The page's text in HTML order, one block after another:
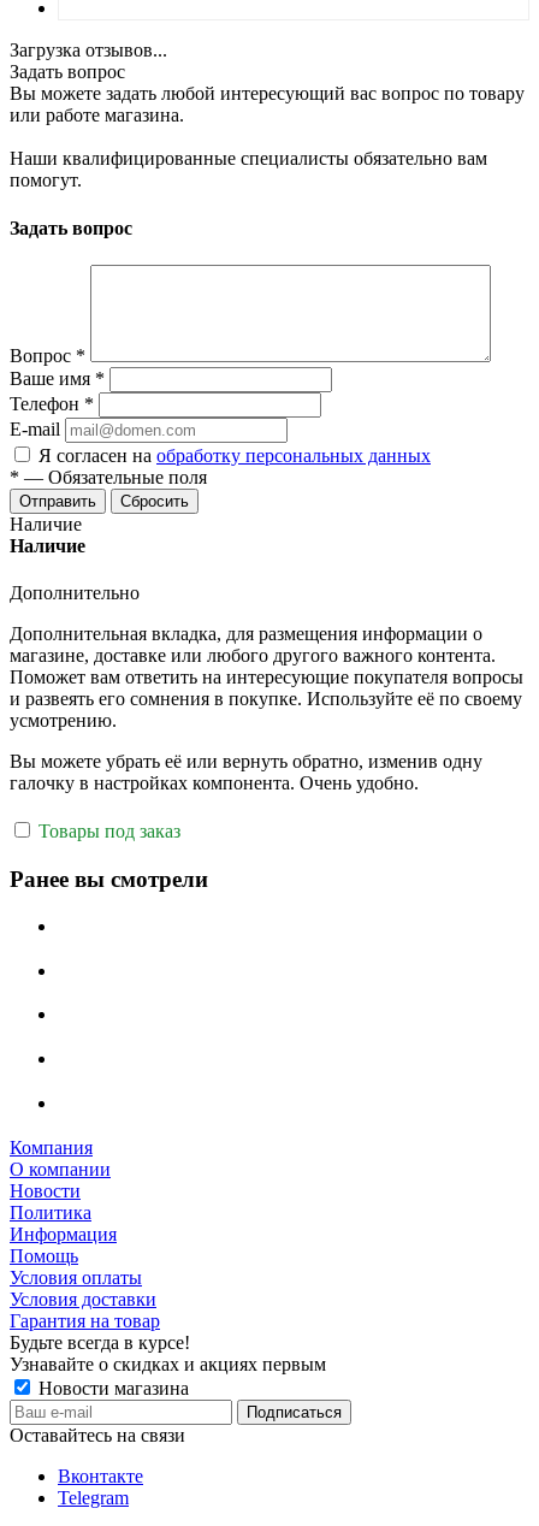
Загрузка отзывов...
Задать вопрос
Вы можете задать любой интересующий вас вопрос по товару
или работе магазина.
Наши квалифицированные специалисты обязательно вам
помогут.
Задать вопрос
Вопрос *
Ваше имя *
Телефон *
E-mail
Я согласен на обработку персональных данных
* — Обязательные поля
Отправить Сбросить
Наличие
Наличие
Дополнительно
Дополнительная вкладка, для размещения информации о
магазине, доставке или любого другого важного контента.
Поможет вам ответить на интересующие покупателя вопросы
и развеять его сомнения в покупке. Используйте её по своему
усмотрению.
Вы можете убрать её или вернуть обратно, изменив одну
галочку в настройках компонента. Очень удобно.
Товары под заказ
Ранее вы смотрели
Компания
О компании
Новости
Политика
Информация
Помощь
Условия оплаты
Условия доставки
Гарантия на товар
Будьте всегда в курсе!
Узнавайте о скидках и акциях первым
Новости магазина
Оставайтесь на связи
Вконтакте
Telegram